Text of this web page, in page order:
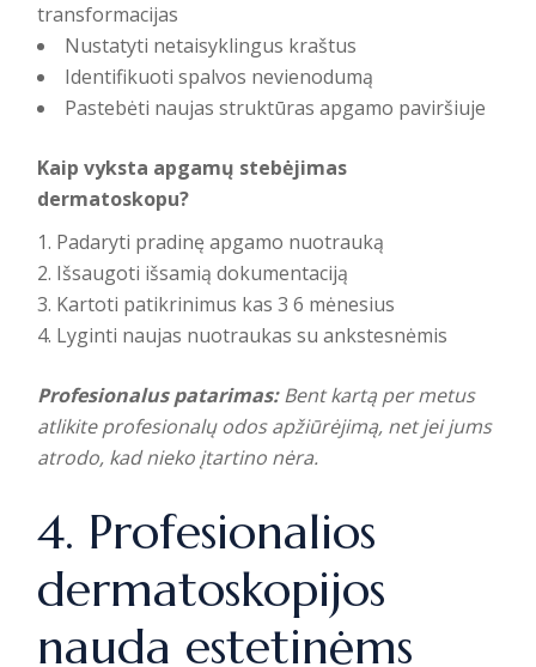
transformacijas
Nustatyti netaisyklingus kraštus
Identifikuoti spalvos nevienodumą
Pastebėti naujas struktūras apgamo paviršiuje
Kaip vyksta apgamų stebėjimas
dermatoskopu?
Padaryti pradinę apgamo nuotrauką
Išsaugoti išsamią dokumentaciją
Kartoti patikrinimus kas 3 6 mėnesius
Lyginti naujas nuotraukas su ankstesnėmis
Profesionalus patarimas: Bent kartą per metus
atlikite profesionalų odos apžiūrėjimą, net jei jums
atrodo, kad nieko įtartino nėra.
4. Profesionalios
dermatoskopijos
nauda estetinėms